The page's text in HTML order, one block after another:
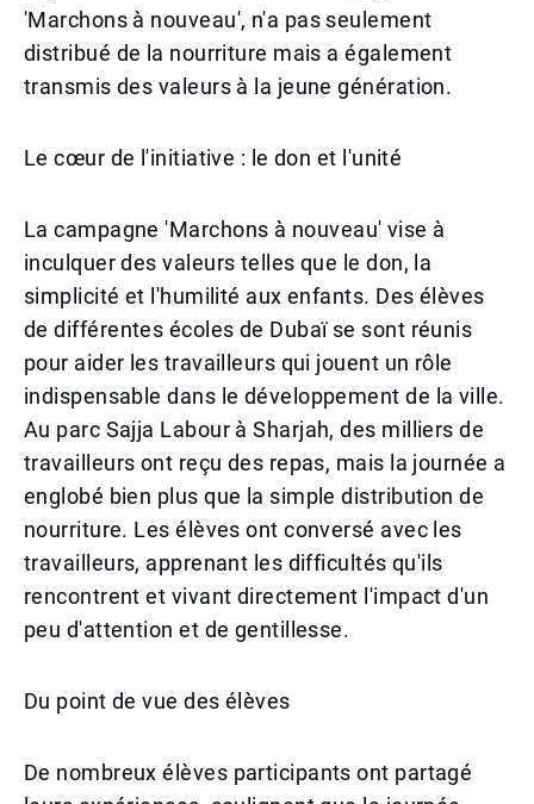
'Marchons à nouveau', n'a pas seulement
distribué de la nourriture mais a également
transmis des valeurs à la jeune génération.
Le cœur de l'initiative : le don et l'unité
La campagne 'Marchons à nouveau' vise à
inculquer des valeurs telles que le don, la
simplicité et l'humilité aux enfants. Des élèves
de différentes écoles de Dubaï se sont réunis
pour aider les travailleurs qui jouent un rôle
indispensable dans le développement de la ville.
Au parc Sajja Labour à Sharjah, des milliers de
travailleurs ont reçu des repas, mais la journée a
englobé bien plus que la simple distribution de
nourriture. Les élèves ont conversé avec les
travailleurs, apprenant les difficultés qu'ils
rencontrent et vivant directement l'impact d'un
peu d'attention et de gentillesse.
Du point de vue des élèves
De nombreux élèves participants ont partagé